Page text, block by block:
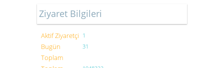
Ziyaret Bilgileri
Aktif Ziyaretçi 1
Bugün
Toplam
31